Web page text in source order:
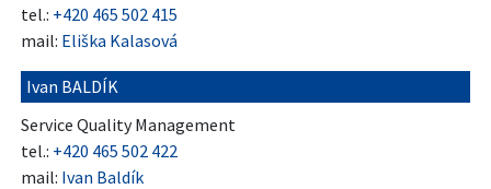
tel.: +420 465 502 415
mail: Eliška Kalasová
Ivan BALDÍK
Service Quality Management
tel.: +420 465 502 422
mail: Ivan Baldík